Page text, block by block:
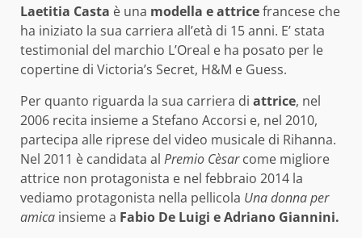
Laetitia Casta è una modella e attricefrancese che
ha iniziato la sua carriera all’età di 15 anni. E’ stata
testimonial del marchio L’Oreal e ha posato per le
copertine di Victoria’s Secret, H&M e Guess.
Per quanto riguarda la sua carriera di attrice, nel
2006 recita insieme a Stefano Accorsi e, nel 2010,
partecipa alle riprese del video musicale di Rihanna.
Nel 2011 è candidata al Premio Cèsarcome migliore
attrice non protagonista e nel febbraio 2014 la
vediamo protagonista nella pellicola Una donna per
amica insieme a Fabio De Luigi e Adriano Giannini.